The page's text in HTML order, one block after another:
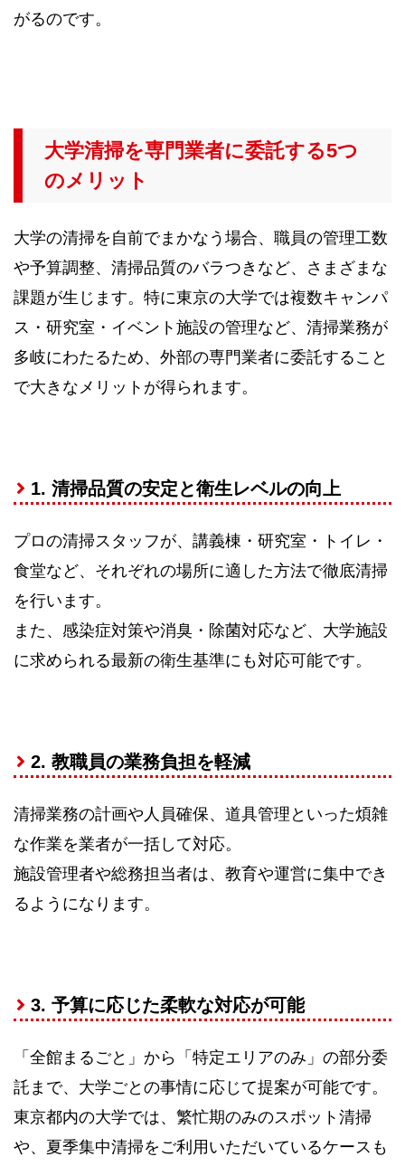
がるのです。
大学清掃を専門業者に委託する5つ
のメリット
大学の清掃を自前でまかなう場合、職員の管理工数
や予算調整、清掃品質のバラつきなど、さまざまな
課題が生じます。特に東京の大学では複数キャンパ
ス・研究室・イベント施設の管理など、清掃業務が
多岐にわたるため、外部の専門業者に委託すること
で大きなメリットが得られます。
1. 清掃品質の安定と衛生レベルの向上
プロの清掃スタッフが、講義棟・研究室・トイレ・
食堂など、それぞれの場所に適した方法で徹底清掃
を行います。
また、感染症対策や消臭・除菌対応など、大学施設
に求められる最新の衛生基準にも対応可能です。
2. 教職員の業務負担を軽減
清掃業務の計画や人員確保、道具管理といった煩雑
な作業を業者が一括して対応。
施設管理者や総務担当者は、教育や運営に集中でき
るようになります。
3. 予算に応じた柔軟な対応が可能
「全館まるごと」から「特定エリアのみ」の部分委
託まで、大学ごとの事情に応じて提案が可能です。
東京都内の大学では、繁忙期のみのスポット清掃
や、夏季集中清掃をご利用いただいているケースも